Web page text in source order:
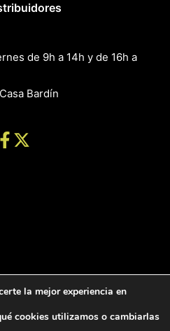
de 9h a 14h y de 16h a
Bardín
de Informática de Diputación
la mejor experiencia en
cookies utilizamos o cambiarlas